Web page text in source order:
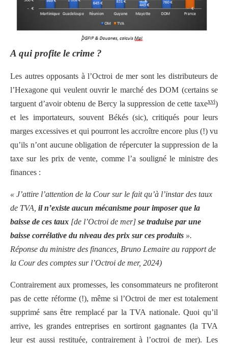
A qui profite le crime ?
Les autres opposants à l’Octroi de mer sont les distributeurs de
l’Hexagone qui veulent ouvrir le marché des DOM (certains se
targuent d’avoir obtenu de Bercy la suppression de cette taxexvi)
et les importateurs, souvent Békés (sic), critiqués pour leurs
marges excessives et qui pourront les accroître encore plus (!) vu
qu’ils n’ont aucune obligation de répercuter la suppression de la
taxe sur les prix de vente, comme l’a souligné le ministre des
finances :
« J’attire l’attention de la Cour sur le fait qu’à l’instar des taux
de TVA, il n’existe aucun mécanisme pour imposer que la
baisse de ces taux [de l’Octroi de mer] se traduise par une
baisse corrélative du niveau des prix sur ces produits ».
Réponse du ministre des finances, Bruno Lemaire au rapport de
la Cour des comptes sur l’Octroi de mer, 2024)
Contrairement aux promesses, les consommateurs ne profiteront
pas de cette réforme (!), même si l’Octroi de mer est totalement
supprimé sans être remplacé par la TVA nationale. Quoi qu’il
arrive, les grandes entreprises en sortiront gagnantes (la TVA
leur est aussi restituée, contrairement à l’octroi de mer). Les